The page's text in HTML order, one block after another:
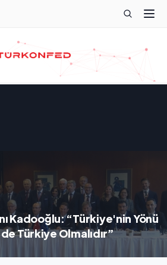
Kadooğlu: “Türkiye'nin Yönü
Türkiye Olmalıdır”